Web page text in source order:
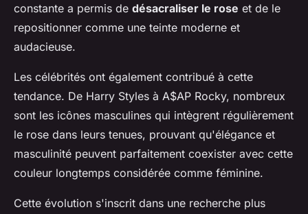
constante a permis de désacraliser le rose et de le
repositionner comme une teinte moderne et
audacieuse.
Les célébrités ont également contribué à cette
tendance. De Harry Styles à A$AP Rocky, nombreux
sont les icônes masculines qui intègrent régulièrement
le rose dans leurs tenues, prouvant qu'élégance et
masculinité peuvent parfaitement coexister avec cette
couleur longtemps considérée comme féminine.
Cette évolution s'inscrit dans une recherche plus